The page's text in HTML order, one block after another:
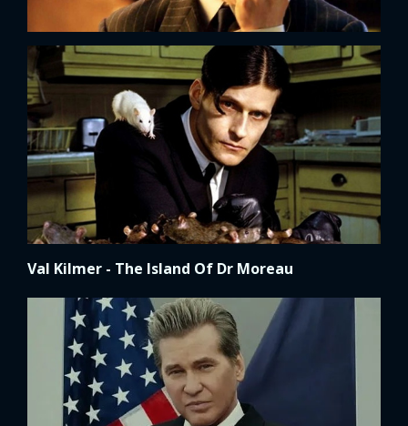
Val Kilmer - The Island Of Dr Moreau